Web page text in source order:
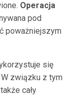
Operacja
pod
poważniejszym
się
związku z tym
cały